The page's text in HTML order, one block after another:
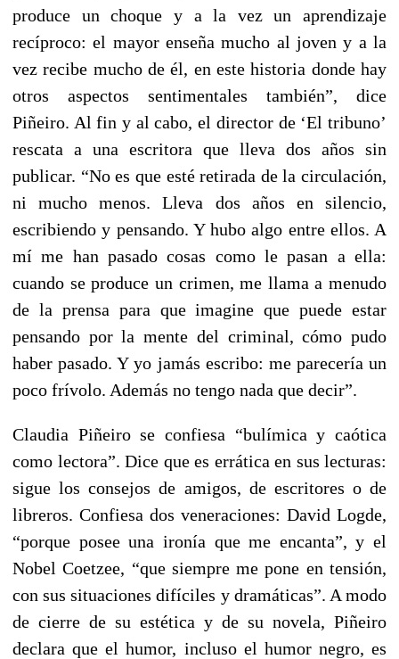
produce un choque y a la vez un aprendizaje
recíproco: el mayor enseña mucho al joven y a la
vez recibe mucho de él, en este historia donde hay
otros aspectos sentimentales también”, dice
Piñeiro. Al fin y al cabo, el director de ‘El tribuno’
rescata a una escritora que lleva dos años sin
publicar. “No es que esté retirada de la circulación,
ni mucho menos. Lleva dos años en silencio,
escribiendo y pensando. Y hubo algo entre ellos. A
mí me han pasado cosas como le pasan a ella:
cuando se produce un crimen, me llama a menudo
de la prensa para que imagine que puede estar
pensando por la mente del criminal, cómo pudo
haber pasado. Y yo jamás escribo: me parecería un
poco frívolo. Además no tengo nada que decir”.
Claudia Piñeiro se confiesa “bulímica y caótica
como lectora”. Dice que es errática en sus lecturas:
sigue los consejos de amigos, de escritores o de
libreros. Confiesa dos veneraciones: David Logde,
“porque posee una ironía que me encanta”, y el
Nobel Coetzee, “que siempre me pone en tensión,
con sus situaciones difíciles y dramáticas”. A modo
de cierre de su estética y de su novela, Piñeiro
declara que el humor, incluso el humor negro, es